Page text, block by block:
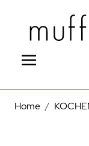
Home /